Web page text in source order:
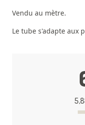
Vendu au mètre.
Le tube s'adapte aux